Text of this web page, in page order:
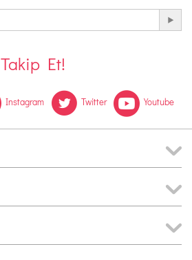
Takip Et!
Instagram Twitter Youtube